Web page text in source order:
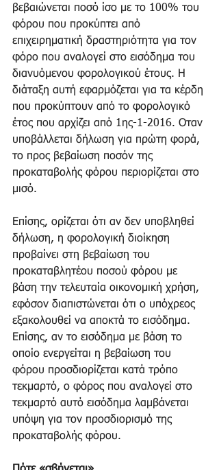
βεβαιώνεται ποσό ίσο με το 100% του
φόρου που προκύπτει από
επιχειρηματική δραστηριότητα για τον
φόρο που αναλογεί στο εισόδημα του
διανυόμενου φορολογικού έτους. Η
διάταξη αυτή εφαρμόζεται για τα κέρδη
που προκύπτουν από το φορολογικό
έτος που αρχίζει από 1ης-1-2016. Οταν
υποβάλλεται δήλωση για πρώτη φορά,
το προς βεβαίωση ποσόν της
προκαταβολής φόρου περιορίζεται στο
μισό.
Επίσης, ορίζεται ότι αν δεν υποβληθεί
δήλωση, η φορολογική διοίκηση
προβαίνει στη βεβαίωση του
προκαταβλητέου ποσού φόρου με
βάση την τελευταία οικονομική χρήση,
εφόσον διαπιστώνεται ότι ο υπόχρεος
εξακολουθεί να αποκτά το εισόδημα.
Επίσης, αν το εισόδημα με βάση το
οποίο ενεργείται η βεβαίωση του
φόρου προσδιορίζεται κατά τρόπο
τεκμαρτό, ο φόρος που αναλογεί στο
τεκμαρτό αυτό εισόδημα λαμβάνεται
υπόψη για τον προσδιορισμό της
προκαταβολής φόρου.